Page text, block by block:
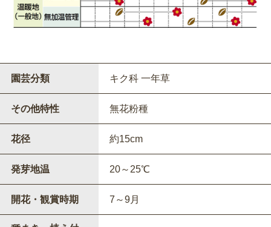
園芸分類 キク科 一年草
その他特性 無花粉種
花径 約15cm
発芽地温 20～25℃
開花・観賞時期 7～9月